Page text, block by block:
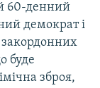
60-денний
демократ і
закордонних
буде
зброя,